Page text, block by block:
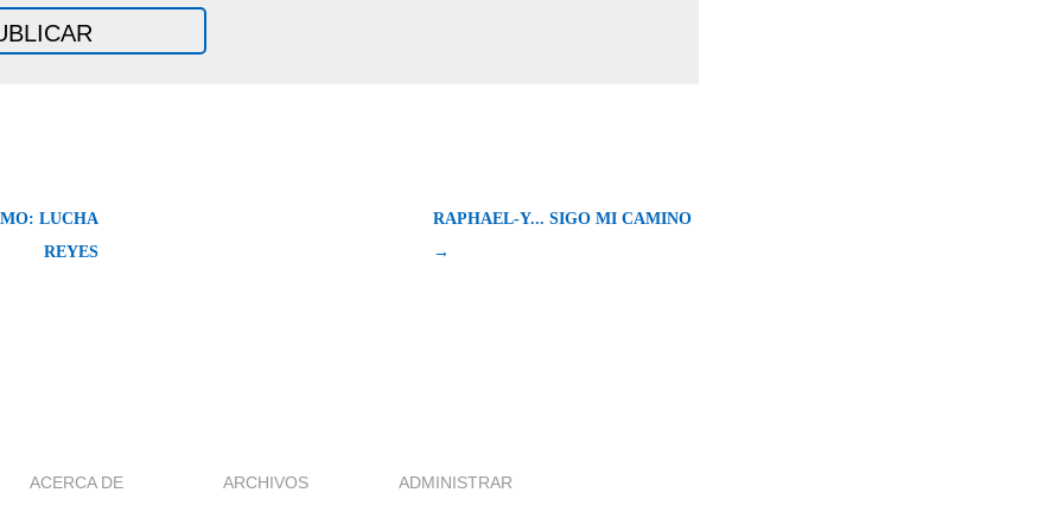
LUCHA
REYES
RAPHAEL-Y... SIGO MI CAMINO
→
ACERCA DE ARCHIVOS ADMINISTRAR